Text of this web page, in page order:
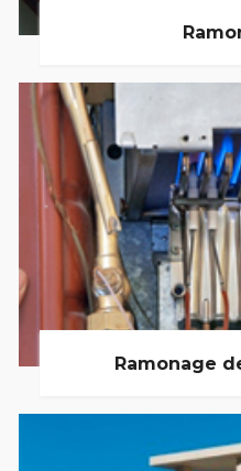
Ramonage